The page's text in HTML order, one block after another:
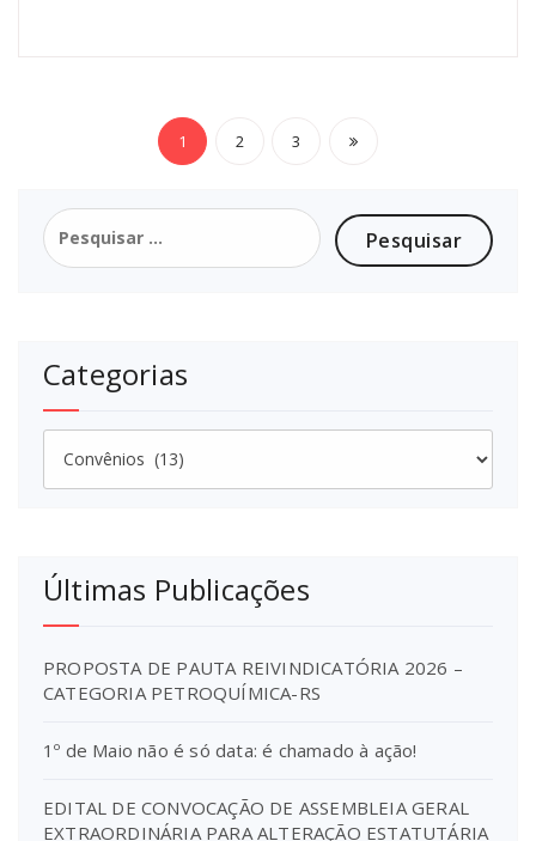
Paginação
posts
1 2 3
Pesquisar
por:
Categorias
Categorias
Últimas Publicações
PROPOSTA DE PAUTA REIVINDICATÓRIA 2026 –
CATEGORIA PETROQUÍMICA-RS
1º de Maio não é só data: é chamado à ação!
EDITAL DE CONVOCAÇÃO DE ASSEMBLEIA GERAL
EXTRAORDINÁRIA PARA ALTERAÇÃO ESTATUTÁRIA